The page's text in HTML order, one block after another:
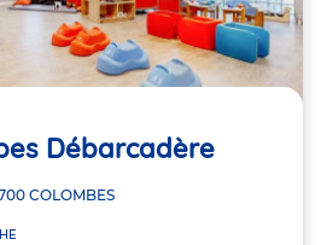
Débarcadère
COLOMBES